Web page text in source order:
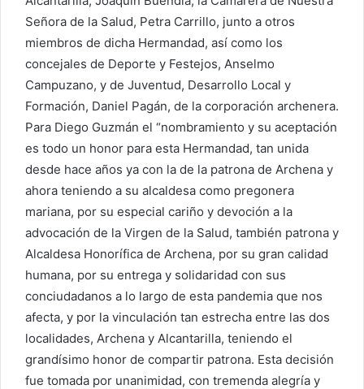
Señora de la Salud, Petra Carrillo, junto a otros
miembros de dicha Hermandad, así como los
concejales de Deporte y Festejos, Anselmo
Campuzano, y de Juventud, Desarrollo Local y
Formación, Daniel Pagán, de la corporación archenera.
Para Diego Guzmán el “nombramiento y su aceptación
es todo un honor para esta Hermandad, tan unida
desde hace años ya con la de la patrona de Archena y
ahora teniendo a su alcaldesa como pregonera
mariana, por su especial cariño y devoción a la
advocación de la Virgen de la Salud, también patrona y
Alcaldesa Honorífica de Archena, por su gran calidad
humana, por su entrega y solidaridad con sus
conciudadanos a lo largo de esta pandemia que nos
afecta, y por la vinculación tan estrecha entre las dos
localidades, Archena y Alcantarilla, teniendo el
grandísimo honor de compartir patrona. Esta decisión
fue tomada por unanimidad, con tremenda alegría y